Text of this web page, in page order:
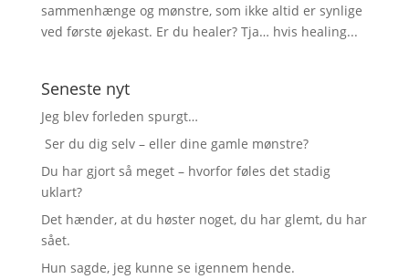
sammenhænge og mønstre, som ikke altid er synlige
ved første øjekast. Er du healer? Tja… hvis healing...
Seneste nyt
Jeg blev forleden spurgt…
Ser du dig selv – eller dine gamle mønstre?
Du har gjort så meget – hvorfor føles det stadig
uklart?
Det hænder, at du høster noget, du har glemt, du har
sået.
Hun sagde, jeg kunne se igennem hende.